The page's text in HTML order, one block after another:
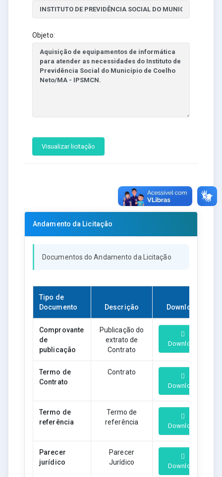
Objeto:
Visualizar licitação
Andamento da Licitação
Documentos do Andamento da Licitação
Tipo de
Documento
Descrição Download
Comprovante
de
publicação
Publicação do
extrato de
Contrato
Download
Termo de
Contrato
Contrato
Download
Termo de
referência
Termo de
referência
Download
Parecer
jurídico
Parecer
Jurídico
Download